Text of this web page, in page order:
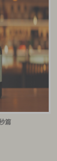
篇